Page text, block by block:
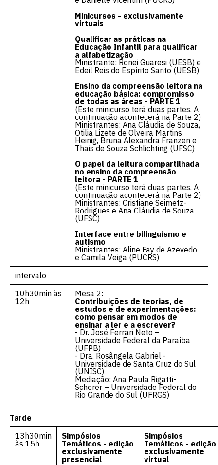
Minicursos - exclusivamente
virtuais
Qualificar as práticas na
Educação Infantil para qualificar
a alfabetização
Ministrante: Ronei Guaresi (UESB) e
Edeil Reis do Espírito Santo (UESB)
Ensino da compreensão leitora na
educação básica: compromisso
de todas as áreas - PARTE 1
(Este minicurso terá duas partes. A
continuação acontecerá na Parte 2)
Ministrantes: Ana Cláudia de Souza,
Otilia Lizete de Olveira Martins
Heinig, Bruna Alexandra Franzen e
Thais de Souza Schlichting (UFSC)
O papel da leitura compartilhada
no ensino da compreensão
leitora - PARTE 1
(Este minicurso terá duas partes. A
continuação acontecerá na Parte 2)
Ministrantes: Cristiane Seimetz-
Rodrigues e Ana Cláudia de Souza
(UFSC)
Interface entre bilinguismo e
autismo
Ministrantes: Aline Fay de Azevedo
e Camila Veiga (PUCRS)
intervalo
10h30min às
12h
Mesa 2:
Contribuições de teorias, de
estudos e de experimentações:
como pensar em modos de
ensinar a ler e a escrever?
- Dr. José Ferrari Neto –
Universidade Federal da Paraíba
(UFPB)
- Dra. Rosângela Gabriel -
Universidade de Santa Cruz do Sul
(UNISC)
Mediação: Ana Paula Rigatti-
Scherer – Universidade Federal do
Rio Grande do Sul (UFRGS)
Tarde
13h30min
às 15h
Simpósios
Temáticos - edição
exclusivamente
presencial
Simpósios
Temáticos - edição
exclusivamente
virtual